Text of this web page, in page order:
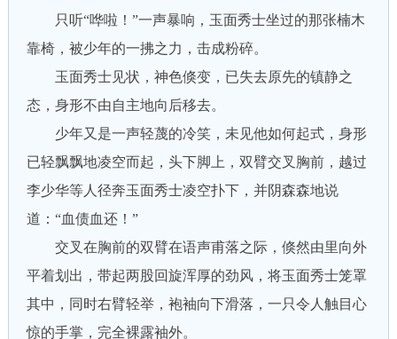
只听“哗啦！”一声暴响，玉面秀士坐过的那张楠木
靠椅，被少年的一拂之力，击成粉碎。
玉面秀士见状，神色倏变，已失去原先的镇静之
态，身形不由自主地向后移去。
少年又是一声轻蔑的冷笑，未见他如何起式，身形
已轻飘飘地凌空而起，头下脚上，双臂交叉胸前，越过
李少华等人径奔玉面秀士凌空扑下，并阴森森地说
道：“血债血还！”
交叉在胸前的双臂在语声甫落之际，倏然由里向外
平着划出，带起两股回旋浑厚的劲风，将玉面秀士笼罩
其中，同时右臂轻举，袍袖向下滑落，一只令人触目心
惊的手掌，完全裸露袖外。